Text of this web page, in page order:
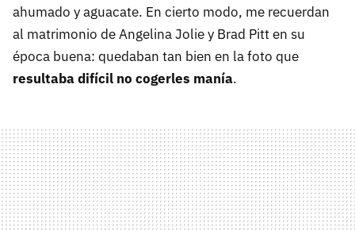
ahumado y aguacate. En cierto modo, me recuerdan
al matrimonio de Angelina Jolie y Brad Pitt en su
época buena: quedaban tan bien en la foto que
resultaba difícil no cogerles manía.